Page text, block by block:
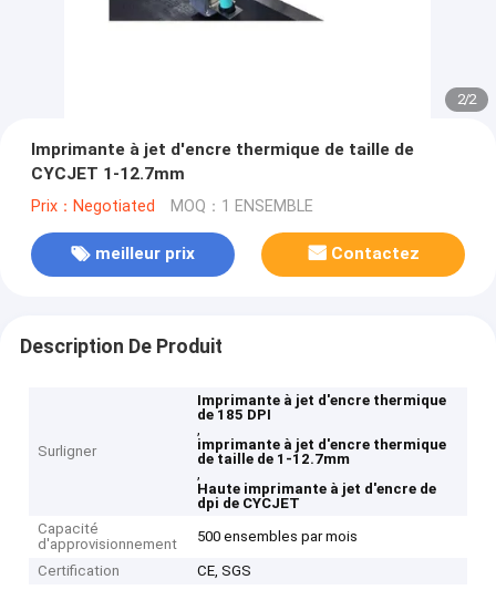
2/2
Imprimante à jet d'encre thermique de taille de
CYCJET 1-12.7mm
Prix：Negotiated MOQ：1 ENSEMBLE
meilleur prix Contactez
Description De Produit
Surligner
Imprimante à jet d'encre thermique
de 185 DPI
,
imprimante à jet d'encre thermique
de taille de 1-12.7mm
,
Haute imprimante à jet d'encre de
dpi de CYCJET
Capacité
d'approvisionnement
500 ensembles par mois
Certification
CE, SGS